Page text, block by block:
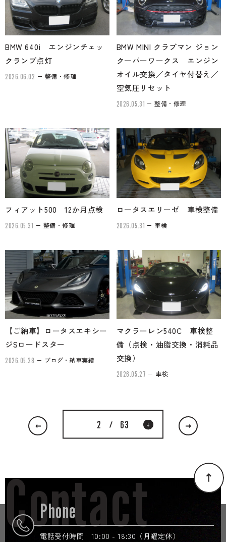
BMW 640i エンジンチェッ
クランプ点灯
2026.06.02 整備・修理
BMW MINI クラブマン ジョン
クーパーワークス エンジン
オイル交換／タイヤ付替え／
空気圧リセット
2026.05.31 整備・修理
フィアット500 12か月点検
2026.05.31 整備・修理
ロータスエリーゼ 車検整備
2026.05.31 車検
【ご納車】ロータスエキシー
ジSロードスター
2026.05.28 ブログ・納車実績
マクラーレン540C 車検整
備（点検・油脂交換・消耗品
交換）
2026.05.27 車検
2 / 63
Phone
電話受付時間 10:00 - 18:30（月曜定休）
Contact